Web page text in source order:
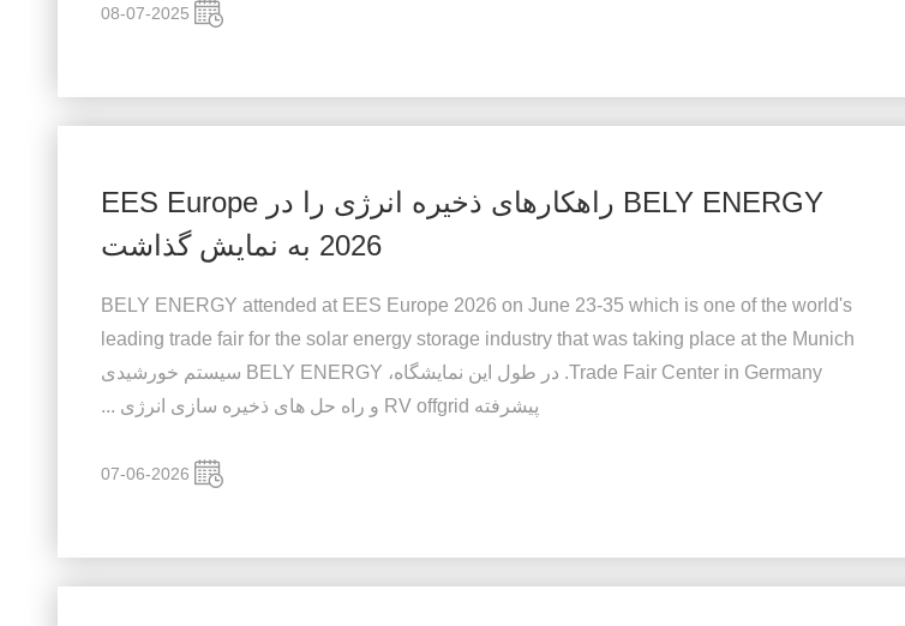
08-07-2025
BELY ENERGY راهکارهای ذخیره انرژی را در EES Europe
2026 به نمایش گذاشت
BELY ENERGY attended at EES Europe 2026 on June 23-35 which is one of the world's
leading trade fair for the solar energy storage industry that was taking place at the Munich
Trade Fair Center in Germany. در طول این نمایشگاه، BELY ENERGY سیستم خورشیدی
پیشرفته RV offgrid و راه حل های ذخیره سازی انرژی ...
07-06-2026